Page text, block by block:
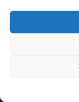
© Copyright - Pedro